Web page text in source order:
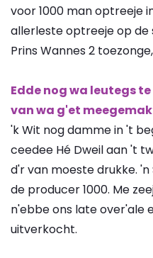
voor 1000 man optreeje
allerleste optreeje op de
Prins Wannes 2
Edde nog wa leutegs
van wa g'et
'k Wit nog damme in 't
ceedee Hé Dweil aan 't
d'r van moeste drukke. 'n
de producer 1000. Me
n'ebbe ons late over'ale
uitverkocht.